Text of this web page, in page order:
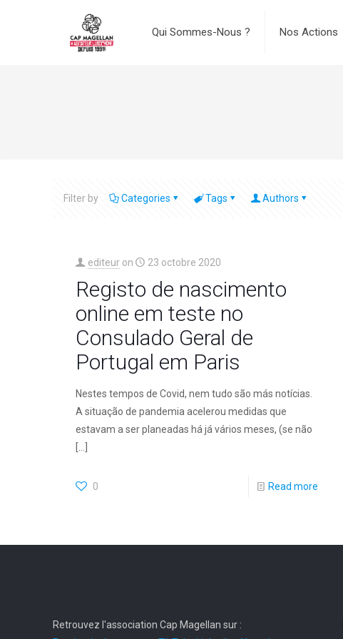
Qui Sommes-Nous ? Nos Actions
Filter by Categories Tags Authors
editeur on 23 octobre 2020
Registo de nascimento
online em teste no
Consulado Geral de
Portugal em Paris
Nestes tempos de Covid, nem tudo são más notícias.
A situação de pandemia acelerou medidas que
estavam a ser planeadas há já vários meses, (se não
0 Read more
Retrouvez l'association Cap Magellan sur :